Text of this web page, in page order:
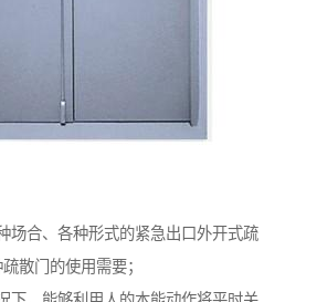
场合、各种形式的紧急出口外开式疏
散门的使用需要；